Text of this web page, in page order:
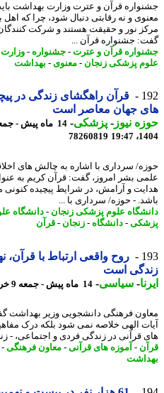
قرآن و عترت وزارت بهداشت باید با
و نه رقابتی دنبال شود، چرا که اهل
نور و حقیقت هستند و شرکت کنندگان
جشنواره قرآن ...
قرآن و عترت- جشنواره- وزارت
پزشکی زنجان-معنوی-بهداشت
قرآن راهگشای زندگی در
جهان معاصر است
نیوز-پزشکی-
78260819
سرداری با اشاره به چالش های اخلاقی و
بشر امروز، گفت: قرآن کریم به عنوان
و آرامش، در شرایط پیچیده کنونی می
- حوزه/ سرداری با ...
علوم پزشکی زنجان-دانشگاه علوم
-دانشگاه-زنجان-قرآن
روح واقعی ارتباط با قرآن،
است
-سیاسی-14 ماه پیش - جمعه 9 خرداد 1404، 18:20
فرهنگی دانشجویی وزیر بهداشت گفت:
الهی خلاصه نمی شود بلکه درک مفاهیم،
قرآنی در زندگی فردی و اجتماعی، - زنجان
- آموزه های قرآنی- معاون فرهنگی-